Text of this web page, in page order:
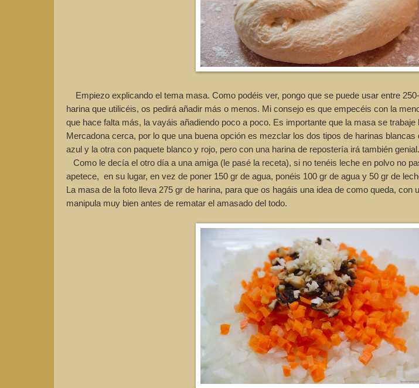
Empiezo explicando el tema masa. Como podéis ver, pongo que se puede usar entre
harina que utilicéis, os pedirá añadir más o menos. Mi consejo es que empecéis con la
que hace falta más, la vayáis añadiendo poco a poco. Es importante que la masa se
Mercadona cerca, por lo que una buena opción es mezclar los dos tipos de harinas
azul y la otra con paquete blanco y rojo, pero con una harina de repostería irá también genial.
Como le decía el otro día a una amiga (le pasé la receta), si no tenéis leche en polvo no
apetece, en su lugar, en vez de poner 150 gr de agua, ponéis 100 gr de agua y 50 gr de
La masa de la foto lleva 275 gr de harina, para que os hagáis una idea de como queda, con
manipula muy bien antes de rematar el amasado del todo.